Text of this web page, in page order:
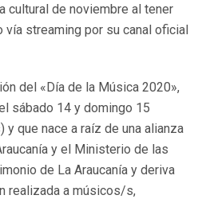
cultural de noviembre al tener
streaming por su canal oficial
del «Día de la Música 2020»,
sábado 14 y domingo 15
que nace a raíz de una alianza
y el Ministerio de las
de La Araucanía y deriva
realizada a músicos/s,